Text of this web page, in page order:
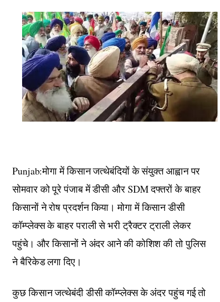
Punjab:मोगा में किसान जत्थेबंदियों के संयुक्त आह्वान पर
सोमवार को पूरे पंजाब में डीसी और SDM दफ्तरों के बाहर
किसानों ने रोष प्रदर्शन किया। मोगा में किसान डीसी
कॉम्प्लेक्स के बाहर पराली से भरी ट्रैक्टर ट्राली लेकर
पहुंचे। और किसानों ने अंदर आने की कोशिश की तो पुलिस
ने बैरिकेड लगा दिए।
कुछ किसान जत्थेबंदी डीसी कॉम्प्लेक्स के अंदर पहुंच गई तो